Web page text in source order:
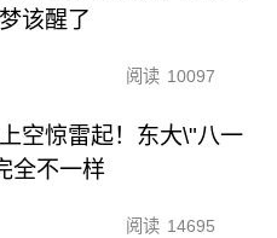
该醒了
阅读 10097
空惊雷起！东大\"八一
全不一样
阅读 14695